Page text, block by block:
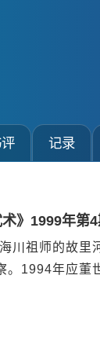
记录
》1999年第4
川祖师的故里
。1994年应董